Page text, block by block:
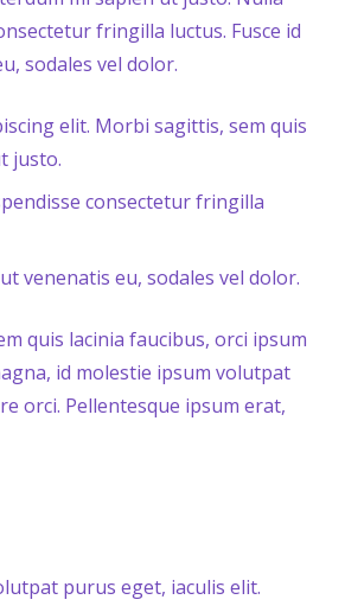
fringilla luctus. Fusce id
sodales vel dolor.
elit. Morbi sagittis, sem quis
justo.
consectetur fringilla
venenatis eu, sodales vel dolor.
quis lacinia faucibus, orci ipsum
id molestie ipsum volutpat
orci. Pellentesque ipsum erat,
purus eget, iaculis elit.